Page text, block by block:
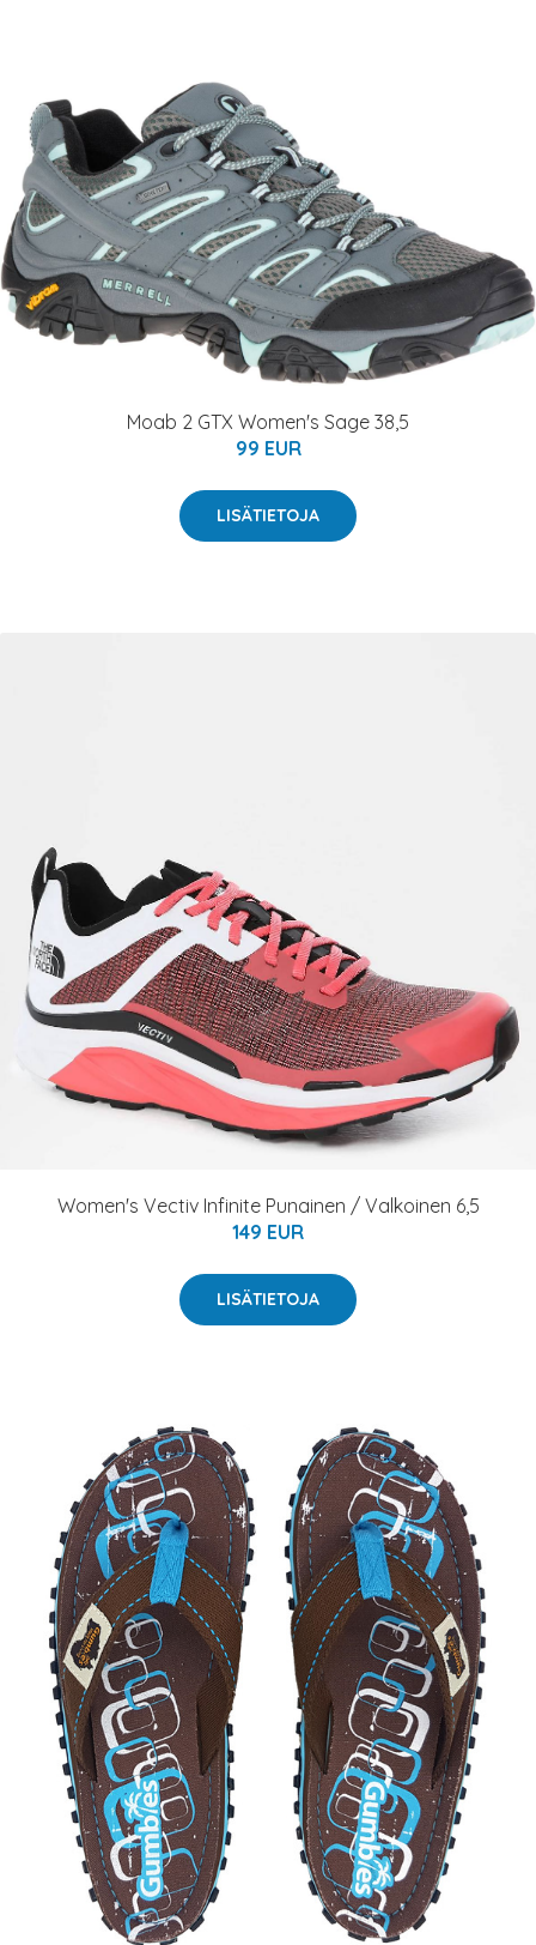
Moab 2 GTX Women's Sage 38,5
99 EUR
LISÄTIETOJA
Women's Vectiv Infinite Punainen / Valkoinen 6,5
149 EUR
LISÄTIETOJA